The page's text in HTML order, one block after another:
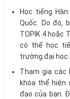
Học tiếng
Quốc. Do đó,
TOPIK 4 hoặc
có thể học
trường đại học
Tham gia các
khóa thể hiện
đạo của bạn.